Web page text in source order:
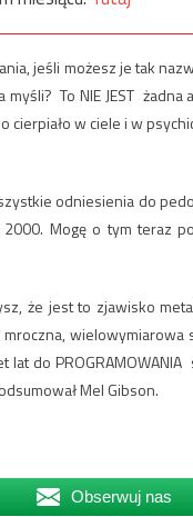
jeśli możesz je tak
To NIE JEST
cierpiało w ciele i w
odniesienia do
Mogę o tym teraz
że jest to zjawisko
wielowymiarowa
do PROGRAMOWANIA
Mel Gibson.
Obserwuj nas